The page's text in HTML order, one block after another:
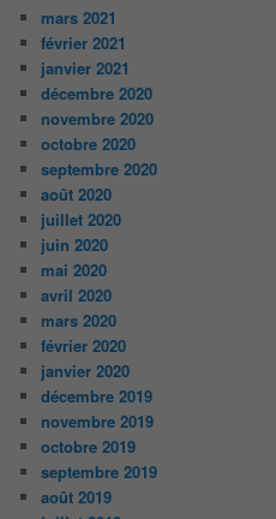
mars 2021
février 2021
janvier 2021
décembre 2020
novembre 2020
octobre 2020
septembre 2020
août 2020
juillet 2020
juin 2020
mai 2020
avril 2020
mars 2020
février 2020
janvier 2020
décembre 2019
novembre 2019
octobre 2019
septembre 2019
août 2019